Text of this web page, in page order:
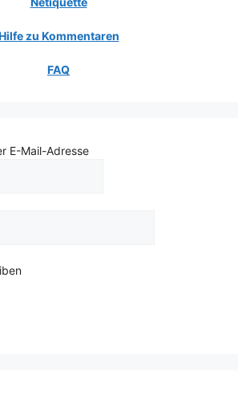
zu Kommentaren
FAQ
E-Mail-Adresse